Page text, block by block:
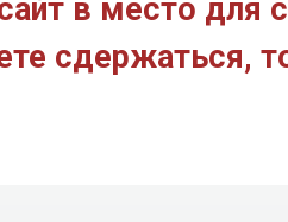
в место для
сдержаться,